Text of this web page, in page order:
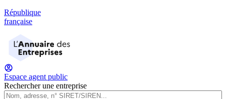
République
française
Espace agent public
Rechercher une entreprise